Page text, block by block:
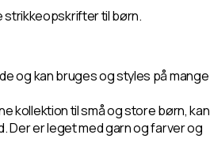
til børn.
og kan bruges og styles på mange
kollektion til små og store børn, kan
Der er leget med garn og farver og